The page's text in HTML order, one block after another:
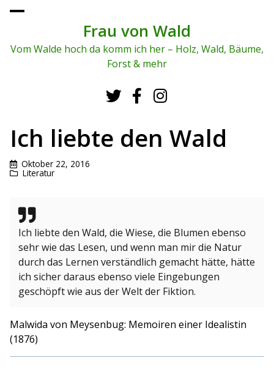
To
me
Frau von Wald
Vom Walde hoch da komm ich her – Holz, Wald, Bäume,
Forst & mehr
Ich liebte den Wald
Oktober 22, 2016
Literatur
Ich liebte den Wald, die Wiese, die Blumen ebenso
sehr wie das Lesen, und wenn man mir die Natur
durch das Lernen verständlich gemacht hätte, hätte
ich sicher daraus ebenso viele Eingebungen
geschöpft wie aus der Welt der Fiktion.
Malwida von Meysenbug: Memoiren einer Idealistin
(1876)